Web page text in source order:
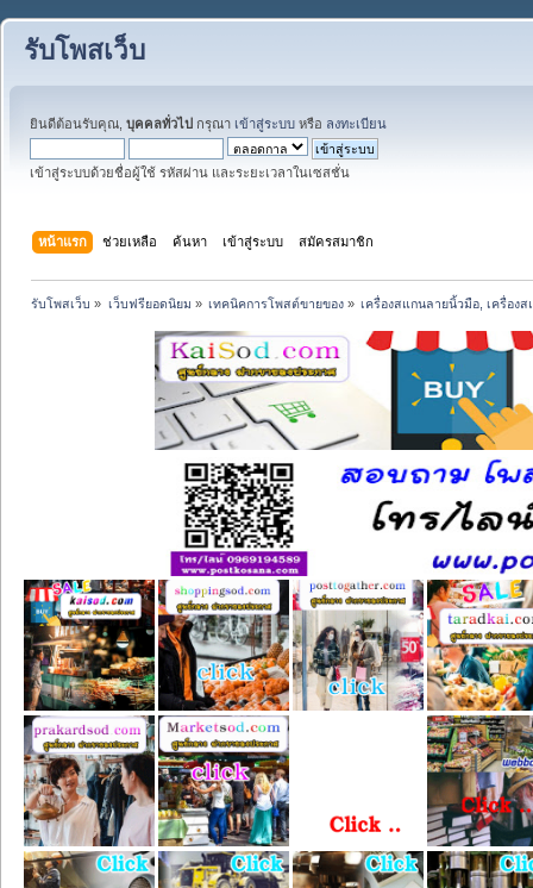
รับโพสเว็บ
ยินดีต้อนรับคุณ, บุคคลทั่วไป กรุณา เข้าสู่ระบบ หรือ ลงทะเบียน
เข้าสู่ระบบด้วยชื่อผู้ใช้ รหัสผ่าน และระยะเวลาในเซสชั่น
หน้าแรก ช่วยเหลือ ค้นหา เข้าสู่ระบบ สมัครสมาชิก
รับโพสเว็บ » เว็บฟรียอดนิยม » เทคนิคการโพสต์ขายของ» เครื่องสแกนลายนิ้วมือ, เครื่อง